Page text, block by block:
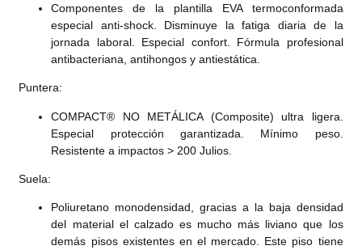
Componentes de la plantilla EVA termoconformada
especial anti-shock. Disminuye la fatiga diaria de la
jornada laboral. Especial confort. Fórmula profesional
antibacteriana, antihongos y antiestática.
Puntera:
COMPACT® NO METÁLICA (Composite) ultra ligera.
Especial protección garantizada. Mínimo peso.
Resistente a impactos > 200 Julios.
Suela:
Poliuretano monodensidad, gracias a la baja densidad
del material el calzado es mucho más liviano que los
demás pisos existentes en el mercado. Este piso tiene